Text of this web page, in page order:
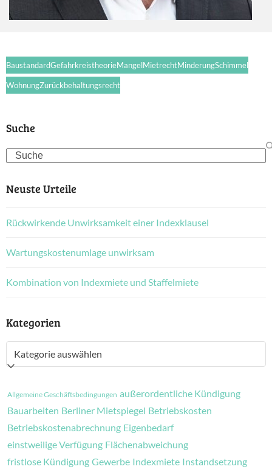
BaustandardGefahrkreistheorieMangelMietrechtMinderungSchimmel
WohnungZurückbehaltungsrecht
Suche
Search
Neuste Urteile
Rückwirkende Unwirksamkeit einer Indexklausel
Wartungskostenumlage unwirksam
Kombination von Indexmiete und Staffelmiete
Kategorien
Kategorien
Allgemeine Geschäftsbedingungen außerordentliche Kündigung
Bauarbeiten Berliner Mietspiegel Betriebskosten
Betriebskostenabrechnung Eigenbedarf
einstweilige Verfügung Flächenabweichung
fristlose Kündigung Gewerbe Indexmiete Instandsetzung